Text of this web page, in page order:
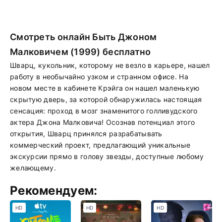
Смотреть онлайн Быть Джоном
Малковичем (1999) бесплатно
Шварц, кукольник, которому не везло в карьере, нашел
работу в необычайно узком и странном офисе. На
новом месте в кабинете Крэйга он нашел маленькую
скрытую дверь, за которой обнаружилась настоящая
сенсация: проход в мозг знаменитого голливудского
актера Джона Малковича! Осознав потенциал этого
открытия, Шварц принялся разрабатывать
коммерческий проект, предлагающий уникальные
экскурсии прямо в голову звезды, доступные любому
желающему.
Рекомендуем:
HD HD HD